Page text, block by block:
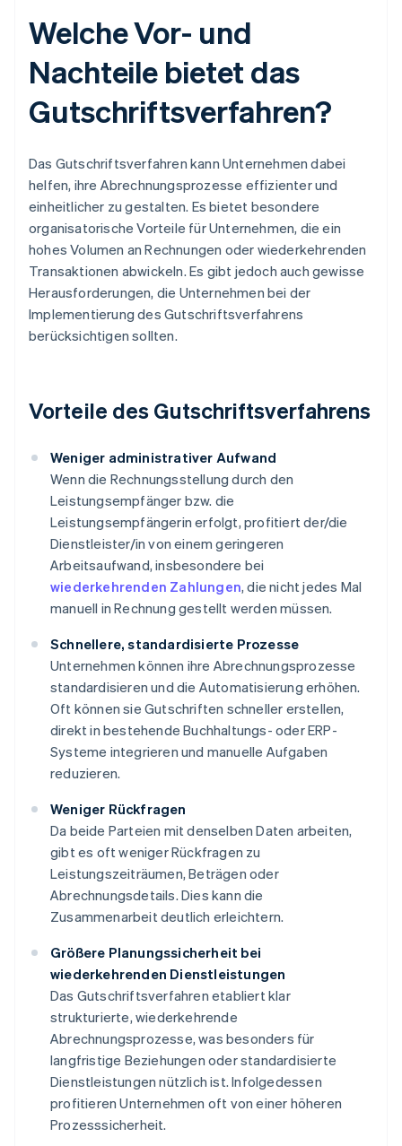
Welche Vor- und
Nachteile bietet das
Gutschriftsverfahren?
Das Gutschriftsverfahren kann Unternehmen dabei
helfen, ihre Abrechnungsprozesse effizienter und
einheitlicher zu gestalten. Es bietet besondere
organisatorische Vorteile für Unternehmen, die ein
hohes Volumen an Rechnungen oder wiederkehrenden
Transaktionen abwickeln. Es gibt jedoch auch gewisse
Herausforderungen, die Unternehmen bei der
Implementierung des Gutschriftsverfahrens
berücksichtigen sollten.
Vorteile des Gutschriftsverfahrens
Weniger administrativer Aufwand
Wenn die Rechnungsstellung durch den
Leistungsempfänger bzw. die
Leistungsempfängerin erfolgt, profitiert der/die
Dienstleister/in von einem geringeren
Arbeitsaufwand, insbesondere bei
wiederkehrenden Zahlungen, die nicht jedes Mal
manuell in Rechnung gestellt werden müssen.
Schnellere, standardisierte Prozesse
Unternehmen können ihre Abrechnungsprozesse
standardisieren und die Automatisierung erhöhen.
Oft können sie Gutschriften schneller erstellen,
direkt in bestehende Buchhaltungs- oder ERP-
Systeme integrieren und manuelle Aufgaben
reduzieren.
Weniger Rückfragen
Da beide Parteien mit denselben Daten arbeiten,
gibt es oft weniger Rückfragen zu
Leistungszeiträumen, Beträgen oder
Abrechnungsdetails. Dies kann die
Zusammenarbeit deutlich erleichtern.
Größere Planungssicherheit bei
wiederkehrenden Dienstleistungen
Das Gutschriftsverfahren etabliert klar
strukturierte, wiederkehrende
Abrechnungsprozesse, was besonders für
langfristige Beziehungen oder standardisierte
Dienstleistungen nützlich ist. Infolgedessen
profitieren Unternehmen oft von einer höheren
Prozesssicherheit.